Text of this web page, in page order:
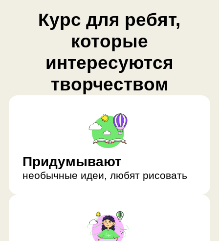
творчеством
необычные идеи, любят рисовать
Придумывают
Хотят
попробовать себя в дизайне